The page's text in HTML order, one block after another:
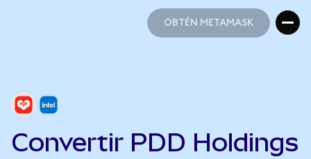
OBTÉN METAMASK
Convertir PDD Holdings